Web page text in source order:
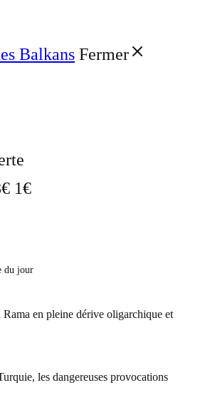
Balkans Fermer
1€
du jour
en pleine dérive oligarchique et
les dangereuses provocations